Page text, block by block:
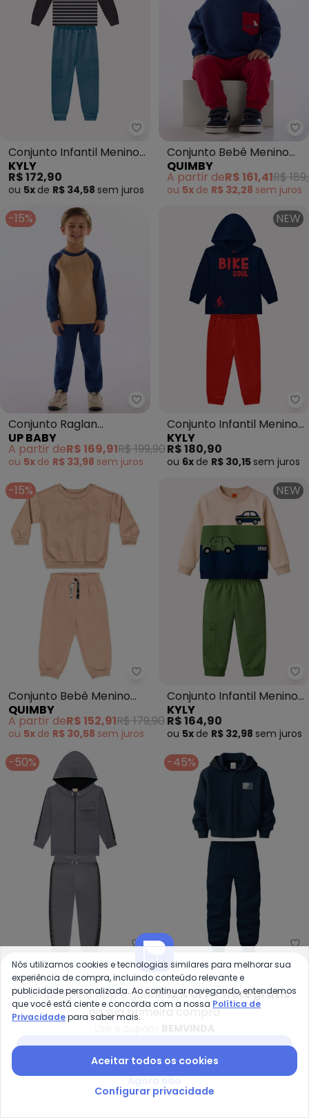
Kyly - Conjunto Infantil Menino
Conjunto Infantil Menino
Lettering (Cinza)
KYLY
R$ 172,90
ou 5x de R$ 34,58 sem juros
Conjunto Bebê Menino
Blusão Matelassê Azul
QUIMBY
A partir deR$ 161,41R$
ou 5x de R$ 32,28 sem juros
-15%
Up Baby - Conjunto Raglan
Conjunto Raglan
Aventura Marrom
UP BABY
A partir deR$ 169,91R$ 199,90
ou 5x de R$ 33,98 sem juros
NEW
Conjunto Infantil Menino
Lettering (Azul)
KYLY
R$ 180,90
ou 6x de R$ 30,15 sem juros
-15%
Quimby - Conjunto Bebê
Conjunto Bebê Menino
Moletom Estampado
Bege
QUIMBY
A partir deR$ 152,91R$ 179,90
ou 5x de R$ 30,58 sem juros
NEW
Conjunto Infantil Menino
Carros (Bege)
KYLY
R$ 164,90
ou 5x de R$ 32,98 sem juros
-50%
Conjunto Infantil Menino
Lettering (Cinza)
MILON
R$ 144,95R$ 289,90
ou4xdeR$ 36,23semjuros
-45%
Conjunto Sport Style em
Moletom (Azul Marinho)
CARINHOSO
R$ 153,94R$ 279,90
ou 5xde R$ 30,78sem
Compre pelo app e ganhe12% OFF + frete grátis
na sua primeira compra
Nós utilizamos cookies e tecnologias similares para melhorar sua
experiência de compra, incluindo conteúdo relevante e
publicidade personalizada. Ao continuar navegando, entendemos
que você está ciente e concorda com a nossa Política de
Privacidadepara saber mais.
Aceitar todos os cookies
Configurar privacidade